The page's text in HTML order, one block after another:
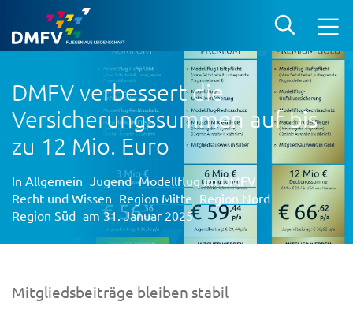
DMFV verbessert die
Versicherungssummen auf bis
zu 12 Mio. Euro
In Allgemein Jugend Modellflug im DMFV
Recht und Wissen Region Mitte Region Nord
Region Süd am 31. Januar 2025
Mitgliedsbeiträge bleiben stabil